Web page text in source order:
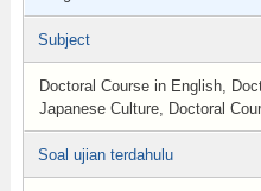
Subject
Doctoral Course in English,
Japanese Culture, Doctoral
Soal ujian terdahulu